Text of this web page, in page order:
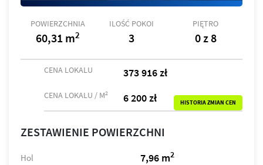
POWIERZCHNIA
60,31 m2
ILOŚĆ POKOI
3
PIĘTRO
0 z 8
CENA LOKALU 373 916 zł
CENA LOKALU / M2 6 200 zł HISTORIA ZMIAN CEN
ZESTAWIENIE POWIERZCHNI
Hol 7,96 m2